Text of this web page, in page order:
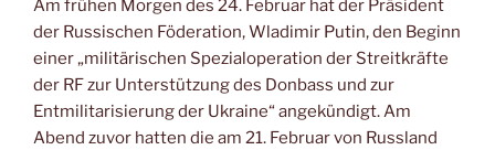
Am frühen Morgen des 24. Februar hat der Präsident
der Russischen Föderation, Wladimir Putin, den Beginn
einer „militärischen Spezialoperation der Streitkräfte
der RF zur Unterstützung des Donbass und zur
Entmilitarisierung der Ukraine“ angekündigt. Am
Abend zuvor hatten die am 21. Februar von Russland